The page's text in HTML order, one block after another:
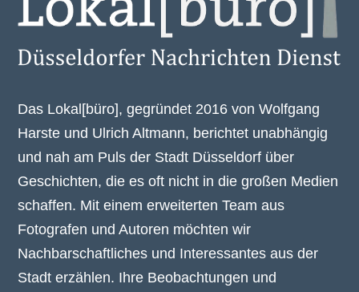
Das Lokal[büro], gegründet 2016 von Wolfgang
Harste und Ulrich Altmann, berichtet unabhängig
und nah am Puls der Stadt Düsseldorf über
Geschichten, die es oft nicht in die großen Medien
schaffen. Mit einem erweiterten Team aus
Fotografen und Autoren möchten wir
Nachbarschaftliches und Interessantes aus der
Stadt erzählen. Ihre Beobachtungen und